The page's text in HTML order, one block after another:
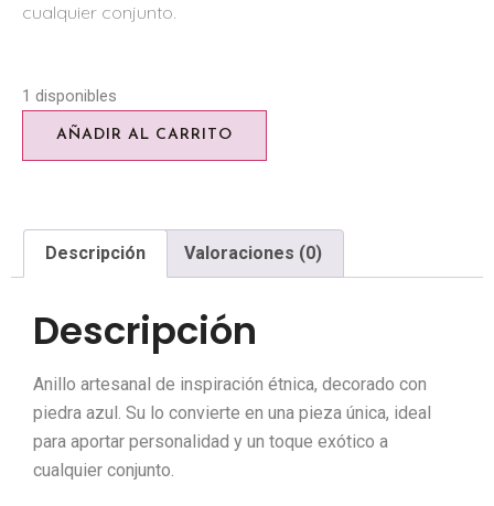
cualquier conjunto.
1 disponibles
AÑADIR AL CARRITO
Descripción Valoraciones (0)
Descripción
Anillo artesanal de inspiración étnica, decorado con
piedra azul. Su lo convierte en una pieza única, ideal
para aportar personalidad y un toque exótico a
cualquier conjunto.